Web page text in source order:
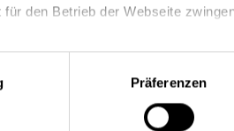
für den Betrieb der Webseite
unsere Seite mit nur den
Cookies zu treffen oder durch
Auswahlentscheidung können Sie
Präferenzen
Jena